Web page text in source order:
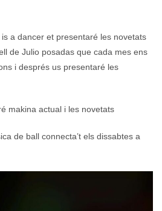
a dancer et presentaré les novetats
de Julio posadas que cada mes ens
i després us presentaré les
makina actual i les novetats
de ball connecta’t els dissabtes a